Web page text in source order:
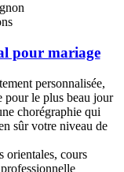
pour mariage
personnalisée,
pour le plus beau jour
chorégraphie qui
sûr votre niveau de